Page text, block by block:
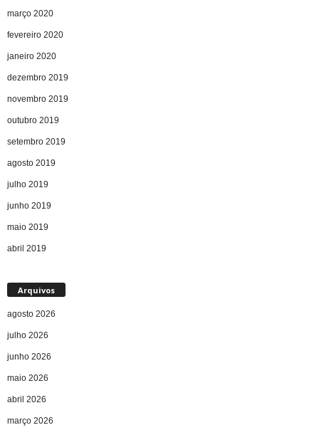
março 2020
fevereiro 2020
janeiro 2020
dezembro 2019
novembro 2019
outubro 2019
setembro 2019
agosto 2019
julho 2019
junho 2019
maio 2019
abril 2019
Arquivos
agosto 2026
julho 2026
junho 2026
maio 2026
abril 2026
março 2026